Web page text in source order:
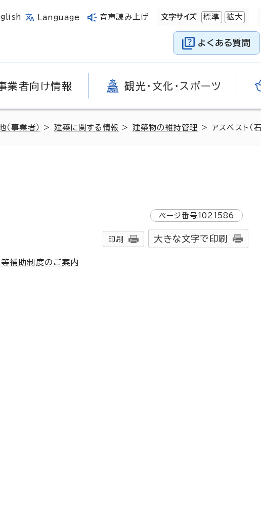
Language 音声読み上げ 文字サイズ 標準 拡大
よくある質問
業者向け情報 観光・文化・スポーツ
（事業者） > 建築に関する情報 > 建築物の維持管理 > アスベスト（
ページ番号1021586
印刷 大きな文字で印刷
補助制度のご案内